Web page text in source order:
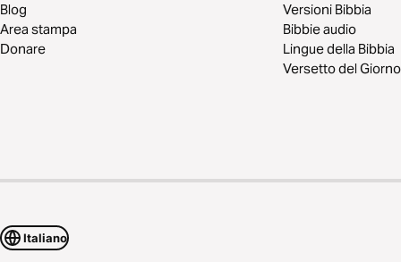
Blog
Area stampa
Donare
Versioni Bibbia
Bibbie audio
Lingue della Bibbia
Versetto del Giorno
Italiano